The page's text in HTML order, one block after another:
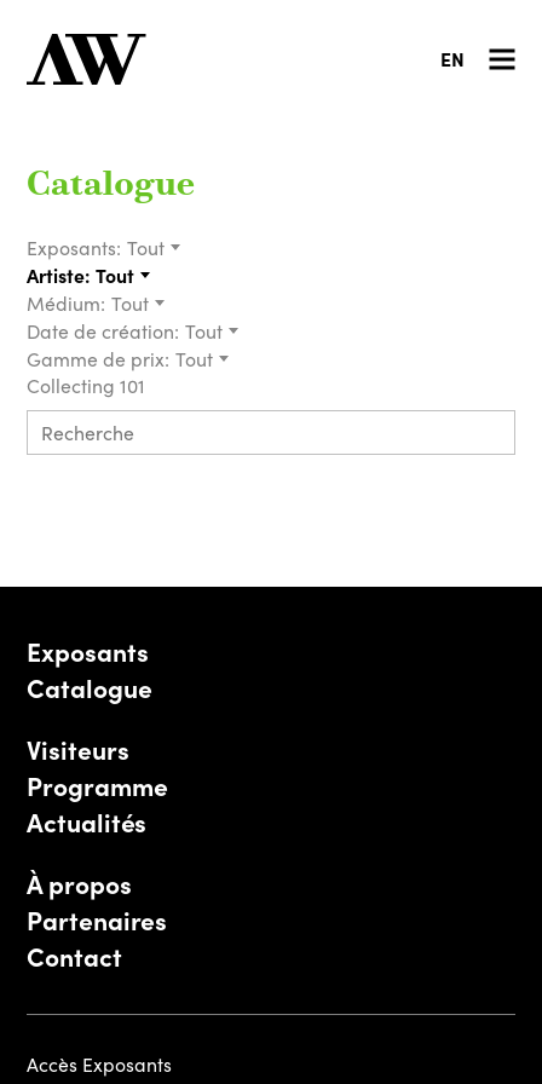
EN
Catalogue
Exposants: Tout
Artiste: Tout
Médium: Tout
Date de création: Tout
Gamme de prix: Tout
Collecting 101
Exposants
Catalogue
Visiteurs
Programme
Actualités
À propos
Partenaires
Contact
Accès Exposants